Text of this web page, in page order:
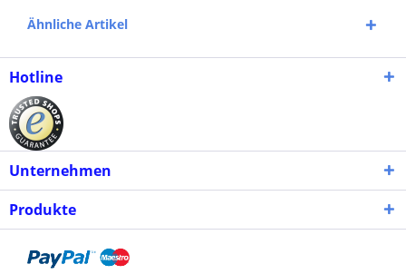
Ähnliche Artikel
Hotline
Unternehmen
Produkte